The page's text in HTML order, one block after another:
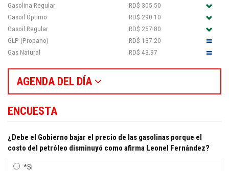
Gasolina Regular
RD$ 305.50
Gasoil Óptimo
RD$ 290.10
Gasoil Regular
RD$ 257.80
GLP (Propano)
RD$ 137.20
Gas Natural
RD$ 43.97
AGENDA DEL DÍA
ENCUESTA
¿Debe el Gobierno bajar el precio de las gasolinas porque el
costo del petróleo disminuyó como afirma Leonel Fernández?
*Si